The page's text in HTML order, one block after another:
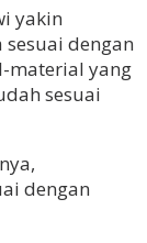
yakin
dengan
material yang
sesuai
dengan